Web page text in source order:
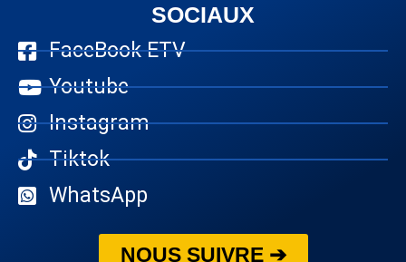
SOCIAUX
FaceBook ETV
Youtube
Instagram
Tiktok
WhatsApp
NOUS SUIVRE ➔